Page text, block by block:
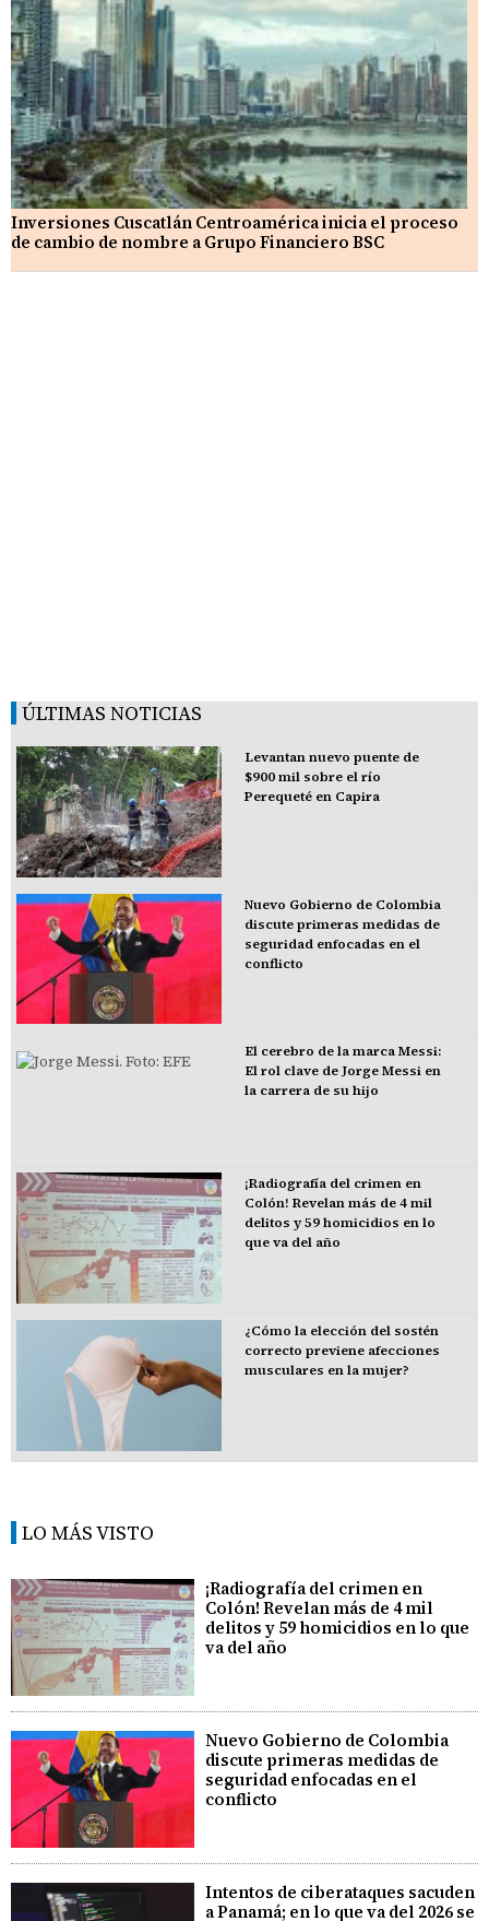
Inversiones Cuscatlán Centroamérica inicia el proceso
de cambio de nombre a Grupo Financiero BSC
ÚLTIMAS NOTICIAS
Levantan nuevo puente de
$900 mil sobre el río
Perequeté en Capira
Nuevo Gobierno de Colombia
discute primeras medidas de
seguridad enfocadas en el
conflicto
El cerebro de la marca Messi:
El rol clave de Jorge Messi en
la carrera de su hijo
¡Radiografía del crimen en
Colón! Revelan más de 4 mil
delitos y 59 homicidios en lo
que va del año
¿Cómo la elección del sostén
correcto previene afecciones
musculares en la mujer?
LO MÁS VISTO
¡Radiografía del crimen en
Colón! Revelan más de 4 mil
delitos y 59 homicidios en lo que
va del año
Nuevo Gobierno de Colombia
discute primeras medidas de
seguridad enfocadas en el
conflicto
Intentos de ciberataques sacuden
a Panamá; en lo que va del 2026 se